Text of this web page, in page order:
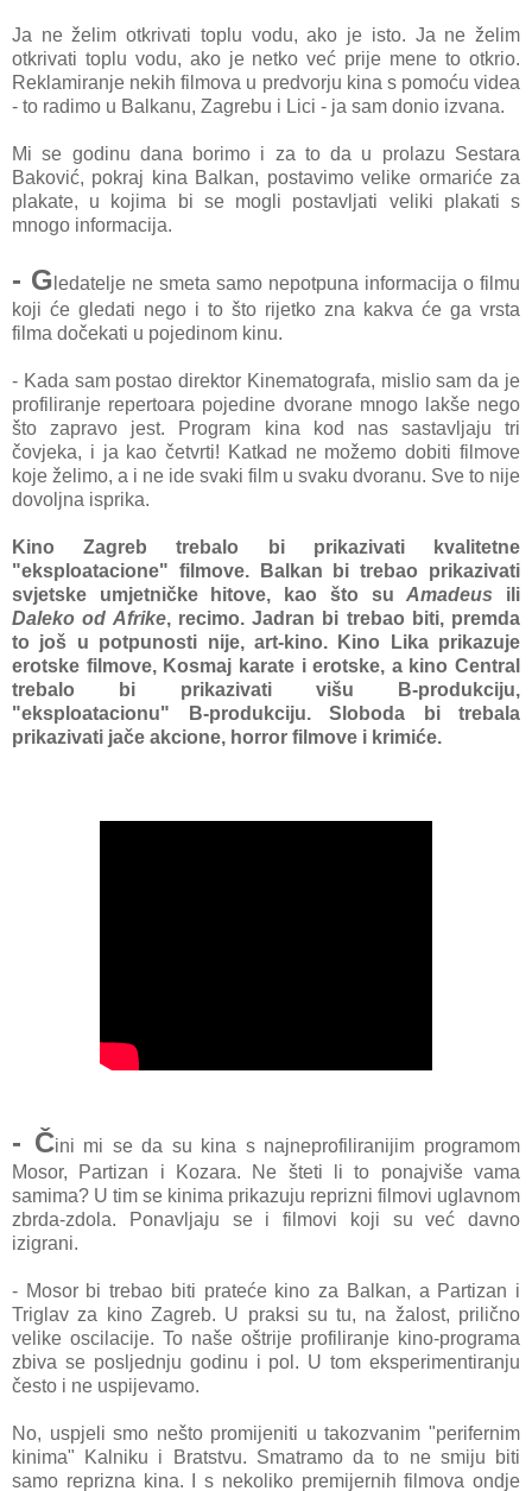
Ja ne želim otkrivati toplu vodu, ako je isto. Ja ne želim
otkrivati toplu vodu, ako je netko već prije mene to otkrio.
Reklamiranje nekih filmova u predvorju kina s pomoću videa
- to radimo u Balkanu, Zagrebu i Lici - ja sam donio izvana.
Mi se godinu dana borimo i za to da u prolazu Sestara
Baković, pokraj kina Balkan, postavimo velike ormariće za
plakate, u kojima bi se mogli postavljati veliki plakati s
mnogo informacija.
- G ledatelje ne smeta samo nepotpuna informacija o filmu
koji će gledati nego i to što rijetko zna kakva će ga vrsta
filma dočekati u pojedinom kinu.
- Kada sam postao direktor Kinematografa, mislio sam da je
profiliranje repertoara pojedine dvorane mnogo lakše nego
što zapravo jest. Program kina kod nas sastavljaju tri
čovjeka, i ja kao četvrti! Katkad ne možemo dobiti filmove
koje želimo, a i ne ide svaki film u svaku dvoranu. Sve to nije
dovoljna isprika.
Kino Zagreb trebalo bi prikazivati kvalitetne
"eksploatacione" filmove. Balkan bi trebao prikazivati
svjetske umjetničke hitove, kao što suAmadeus ili
Daleko od Afrike, recimo. Jadran bi trebao biti, premda
to još u potpunosti nije, art-kino. Kino Lika prikazuje
erotske filmove, Kosmaj karate i erotske, a kino Central
trebalo bi prikazivati višu B-produkciju,
"eksploatacionu" B-produkciju. Sloboda bi trebala
prikazivati jače akcione, horror filmove i krimiće.
- Čini mi se da su kina s najneprofiliranijim programom
Mosor, Partizan i Kozara. Ne šteti li to ponajviše vama
samima? U tim se kinima prikazuju reprizni filmovi uglavnom
zbrda-zdola. Ponavljaju se i filmovi koji su već davno
izigrani.
- Mosor bi trebao biti prateće kino za Balkan, a Partizan i
Triglav za kino Zagreb. U praksi su tu, na žalost, prilično
velike oscilacije. To naše oštrije profiliranje kino-programa
zbiva se posljednju godinu i pol. U tom eksperimentiranju
često i ne uspijevamo.
No, uspjeli smo nešto promijeniti u takozvanim "perifernim
kinima" Kalniku i Bratstvu. Smatramo da to ne smiju biti
samo reprizna kina. I s nekoliko premijernih filmova ondje